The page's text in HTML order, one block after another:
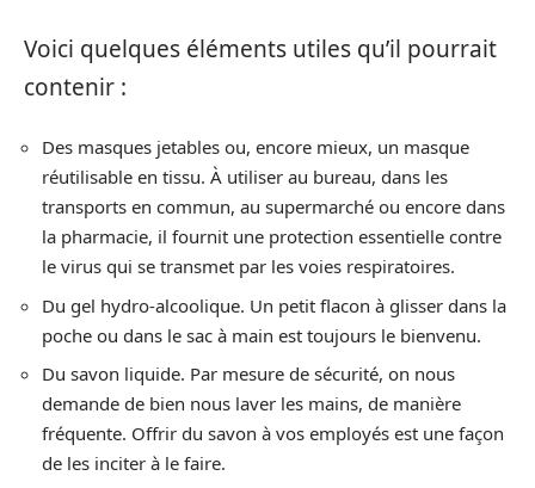
Voici quelques éléments utiles qu’il pourrait
contenir :
Des masques jetables ou, encore mieux, un masque
réutilisable en tissu. À utiliser au bureau, dans les
transports en commun, au supermarché ou encore dans
la pharmacie, il fournit une protection essentielle contre
le virus qui se transmet par les voies respiratoires.
Du gel hydro-alcoolique. Un petit flacon à glisser dans la
poche ou dans le sac à main est toujours le bienvenu.
Du savon liquide. Par mesure de sécurité, on nous
demande de bien nous laver les mains, de manière
fréquente. Offrir du savon à vos employés est une façon
de les inciter à le faire.